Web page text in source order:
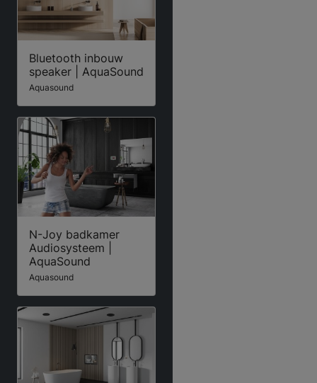
Bluetooth inbouw
speaker | AquaSound
Aquasound
N-Joy badkamer
Audiosysteem |
AquaSound
Aquasound